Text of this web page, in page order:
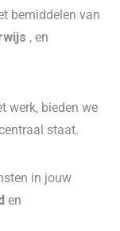
bemiddelen van
, en
werk, bieden we
staat.
in jouw
en